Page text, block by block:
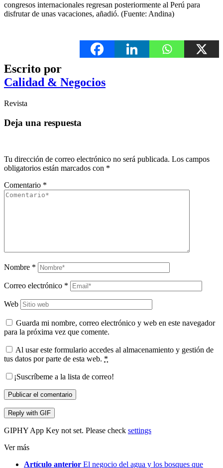
congresos internacionales regresan posteriormente al Perú para
disfrutar de unas vacaciones, añadió. (Fuente: Andina)
Escrito por
Calidad & Negocios
Revista
Deja una respuesta
Tu dirección de correo electrónico no será publicada. Los campos
obligatorios están marcados con *
Comentario *
Nombre *
Correo electrónico *
Web
Guarda mi nombre, correo electrónico y web en este navegador
para la próxima vez que comente.
Al usar este formulario accedes al almacenamiento y gestión de
tus datos por parte de esta web. *
¡Suscríbeme a la lista de correo!
Publicar el comentario
Reply with GIF
GIPHY App Key not set. Please check settings
Ver más
Artículo anterior El negocio del agua y los bosques que